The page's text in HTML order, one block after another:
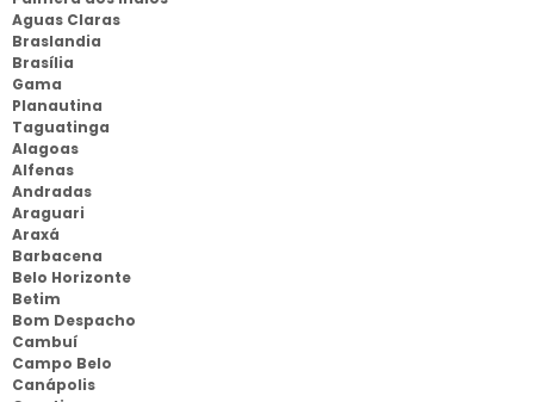
Aguas Claras
Braslandia
Brasília
Gama
Planautina
Taguatinga
Alagoas
Alfenas
Andradas
Araguari
Araxá
Barbacena
Belo Horizonte
Betim
Bom Despacho
Cambuí
Campo Belo
Canápolis